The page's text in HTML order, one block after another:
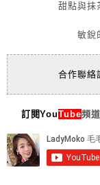
甜點與抹
敏銳
合作聯絡
訂閱YouTube頻道